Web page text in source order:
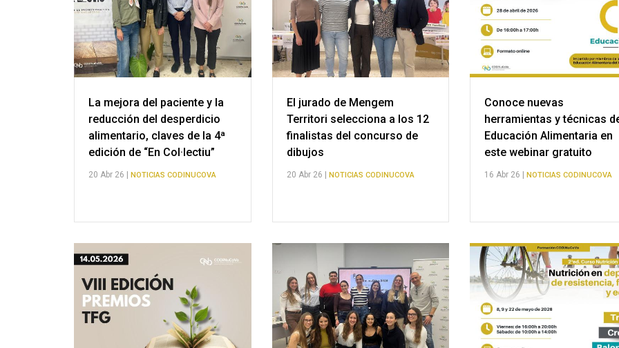
La mejora del paciente y la
reducción del desperdicio
alimentario, claves de la 4ª
edición de “En Col·lectiu”
20 Abr 26 | NOTICIAS CODINUCOVA
El jurado de Mengem
Territori selecciona a los 12
finalistas del concurso de
dibujos
20 Abr 26 | NOTICIAS CODINUCOVA
Conoce nuevas
herramientas y técnicas
Educación Alimentaria en
este webinar gratuito
16 Abr 26 |NOTICIAS CODINUCOVA